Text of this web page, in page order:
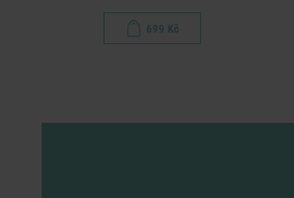
699 Kč